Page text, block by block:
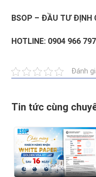
BSOP – ĐẦU TƯ ĐỊNH
HOTLINE: 0904 966
Đánh
Tin tức cùng
08/08/2026